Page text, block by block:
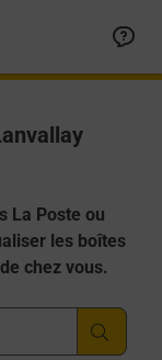
La Poste ou
les boîtes
chez vous.